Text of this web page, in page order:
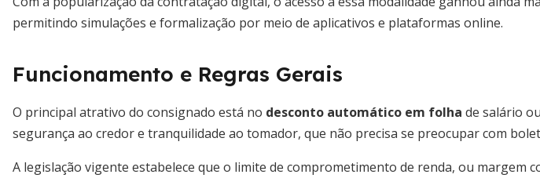
permitindo simulações e formalização por meio de aplicativos e plataformas online.
Funcionamento e Regras Gerais
O principal atrativo do consignado está no desconto automático em folha de salário
segurança ao credor e tranquilidade ao tomador, que não precisa se preocupar com
A legislação vigente estabelece que o limite de comprometimento de renda, ou margem